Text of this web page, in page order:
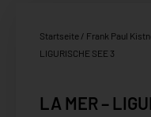
Startseite / Frank Paul
LIGURISCHE SEE 3
LA MER –